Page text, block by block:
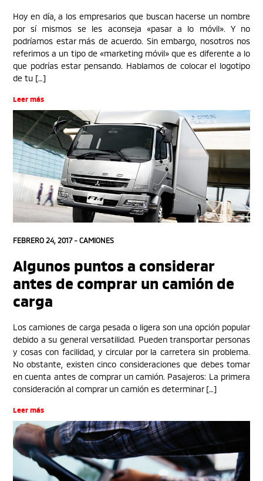
Hoy en día, a los empresarios que buscan hacerse un nombre
por sí mismos se les aconseja «pasar a lo móvil». Y no
podríamos estar más de acuerdo. Sin embargo, nosotros nos
referimos a un tipo de «marketing móvil» que es diferente a lo
que podrías estar pensando. Hablamos de colocar el logotipo
de tu […]
Leer más
FEBRERO 24, 2017 - CAMIONES
Algunos puntos a considerar
antes de comprar un camión de
carga
Los camiones de carga pesada o ligera son una opción popular
debido a su general versatilidad. Pueden transportar personas
y cosas con facilidad, y circular por la carretera sin problema.
No obstante, existen cinco consideraciones que debes tomar
en cuenta antes de comprar un camión. Pasajeros: La primera
consideración al comprar un camión es determinar […]
Leer más